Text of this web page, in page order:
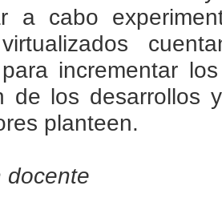
a cabo
incrementar
de los desarrollos
planteen.
docente